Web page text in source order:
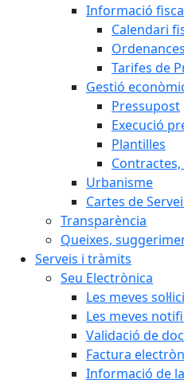
Informació
Calendari
Tarifes de
Gestió
Pressupost
Execució
Plantilles
Urbanisme
Cartes de
Transparència
Queixes,
Serveis i tràmits
Seu Electrònica
Les meves
Les meves
Validació de
Factura
Informació de